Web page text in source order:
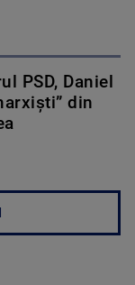
PSD, Daniel
din